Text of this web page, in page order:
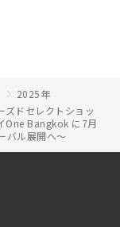
2025年
ズドセレクトショッ
One Bangkok に7月
バル展開へ～